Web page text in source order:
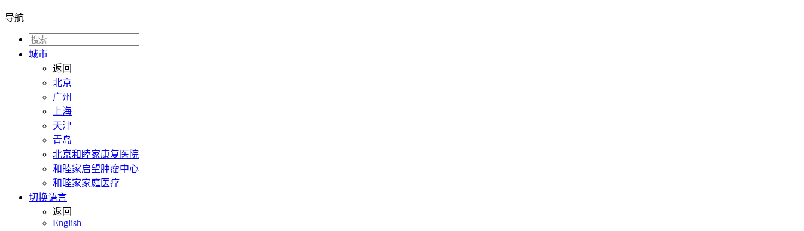
导航
城市
返回
北京
广州
上海
天津
青岛
北京和睦家康复医院
和睦家启望肿瘤中心
和睦家家庭医疗
切换语言
返回
English